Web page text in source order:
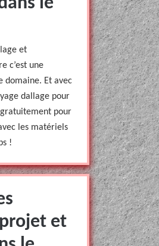
et
c’est une
domaine. Et avec
dallage pour
gratuitement pour
les matériels
!
et